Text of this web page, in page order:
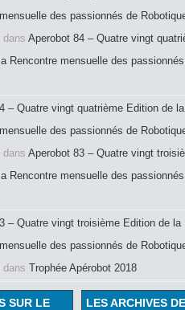
des passionnés de Robotique
dans Aperobot 84 – Quatre vingt
Rencontre mensuelle des
– Quatre vingt quatrième Edition de la
des passionnés de Robotique
dans Aperobot 83 – Quatre vingt
Rencontre mensuelle des
– Quatre vingt troisième Edition de la
des passionnés de Robotique
dans Trophée Apérobot 2018
LES ARCHIVES DE
SUR LE